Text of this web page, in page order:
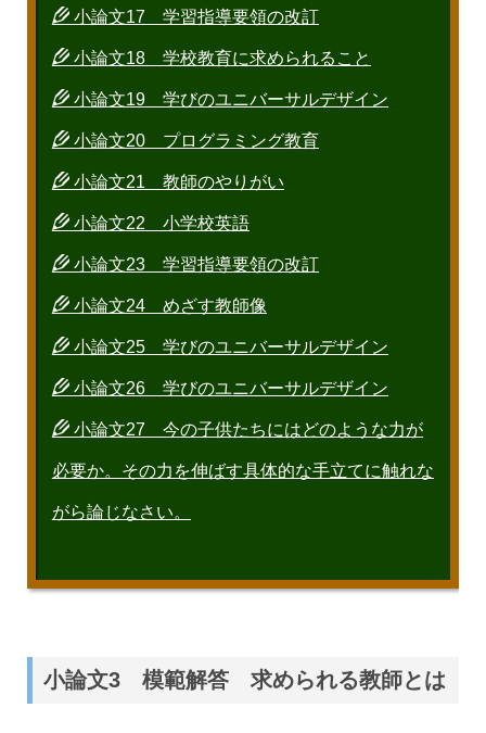
小論文17 学習指導要領の改訂
小論文18 学校教育に求められること
小論文19 学びのユニバーサルデザイン
小論文20 プログラミング教育
小論文21 教師のやりがい
小論文22 小学校英語
小論文23 学習指導要領の改訂
小論文24 めざす教師像
小論文25 学びのユニバーサルデザイン
小論文26 学びのユニバーサルデザイン
小論文27 今の子供たちにはどのような力が
必要か。その力を伸ばす具体的な手立てに触れな
がら論じなさい。
小論文3 模範解答 求められる教師とは